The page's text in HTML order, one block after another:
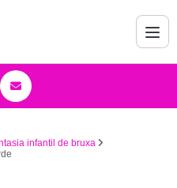
infantil de bruxa